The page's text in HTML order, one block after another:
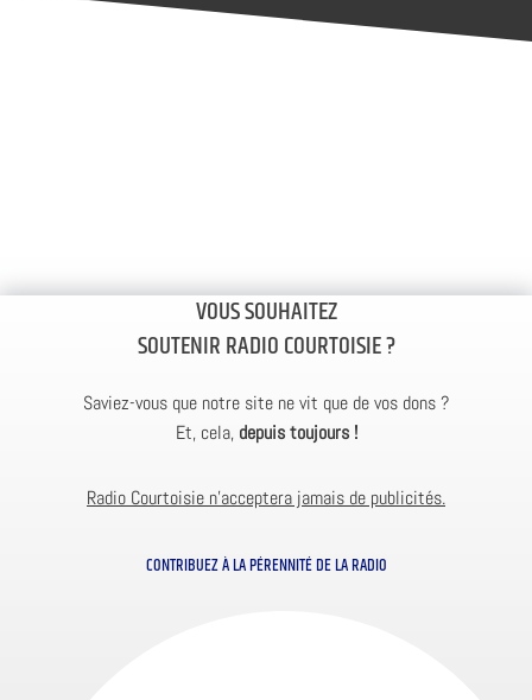
VOUS SOUHAITEZ
SOUTENIR RADIO COURTOISIE ?
Saviez-vous que notre site ne vit que de vos dons ?
Et, cela, depuis toujours !
Radio Courtoisie n’acceptera jamais de publicités.
CONTRIBUEZ À LA PÉRENNITÉ DE LA RADIO